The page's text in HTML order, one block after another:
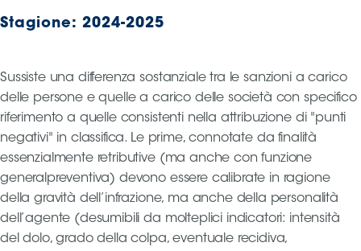
Shop
partner
delle
nazionali
Assicurazione
Cerca
Stagione: 2024-2025
Sussiste una differenza sostanziale tra le sanzioni a carico
delle persone e quelle a carico delle società con specifico
riferimento a quelle consistenti nella attribuzione di "punti
negativi" in classifica. Le prime, connotate da finalità
essenzialmente retributive (ma anche con funzione
generalpreventiva) devono essere calibrate in ragione
della gravità dell’infrazione, ma anche della personalità
dell’agente (desumibili da molteplici indicatori: intensità
del dolo, grado della colpa, eventuale recidiva,